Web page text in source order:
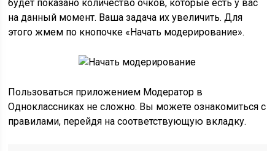
будет показано количество очков, которые есть у вас
на данный момент. Ваша задача их увеличить. Для
этого жмем по кнопочке «Начать модерирование».
Пользоваться приложением Модератор в
Одноклассниках не сложно. Вы можете ознакомиться с
правилами, перейдя на соответствующую вкладку.